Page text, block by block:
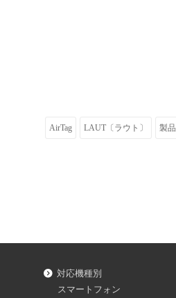
AirTag LAUT〔ラウト〕 製品
対応機種別
スマートフォン